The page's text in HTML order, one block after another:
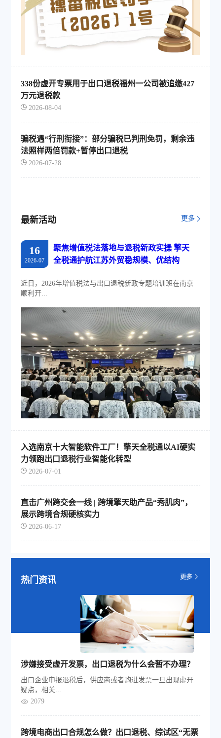
338份虚开专票用于出口退税福州一公司被追缴427
万元退税款
2026-08-04
骗税遇“行刑衔接”：部分骗税已判刑免罚，剩余违
法照样两倍罚款+暂停出口退税
2026-07-28
最新活动 更多
16
2026-07
聚焦增值税法落地与退税新政实操 擎天
全税通护航江苏外贸稳规模、优结构
近日，2026年增值税法与出口退税新政专题培训班在南京
顺利开...
入选南京十大智能软件工厂！擎天全税通以AI硬实
力领跑出口退税行业智能化转型
2026-07-01
直击广州跨交会一线 | 跨境擎天助产品“秀肌肉”，
展示跨境合规硬核实力
2026-06-17
热门资讯
涉嫌接受虚开发票，出口退税为什么会暂不办理？
出口企业申报退税后，供应商或者购进发票一旦出现虚开
疑点，相关...
2079
跨境电商出口合规怎么做？出口退税、综试区“无票